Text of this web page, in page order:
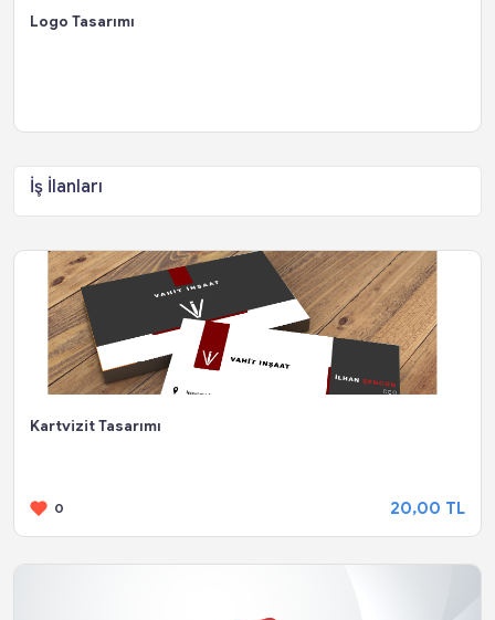
Logo Tasarımı
İş İlanları
Kartvizit Tasarımı
0 20,00 TL